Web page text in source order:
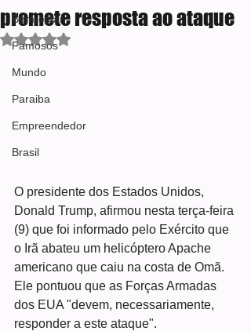
Bem-estar
Famosos
Mundo
Paraiba
Empreendedor
Brasil
promete resposta ao ataque
Avaliado com NaN de 5 estrelas.
O presidente dos Estados Unidos,
Donald Trump, afirmou nesta terça-feira
(9) que foi informado pelo Exército que
o Irã abateu um helicóptero Apache
americano que caiu na costa de Omã.
Ele pontuou que as Forças Armadas
dos EUA "devem, necessariamente,
responder a este ataque".